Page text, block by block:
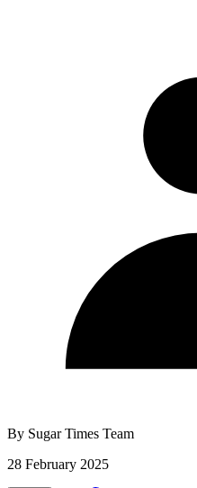
By Sugar Times Team
28 February 2025